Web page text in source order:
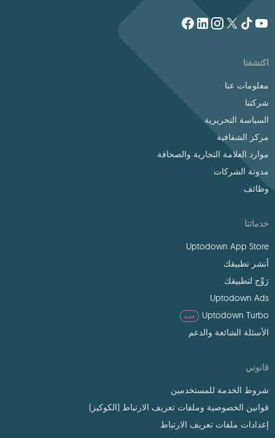
اكتشفنا
معلومات عنا
شركتنا
السياسة التحريرية
مركز الشفافية
موارد العلامة التجارية والصحافة
مدونة الشركات
وظائف
خدماتنا
Uptodown App Store
أنشر تطبيقك
رَوِّج لتطبيقك
Uptodown Ads
Uptodown Turbo
جديد
الأسئلة الشائعة والدعم
قانوني
شروط الخدمة للمستخدمين
قوانين الخصوصية وملفات تعريف الارتباط (الكوكيز)
إعدادات ملفات تعريف الارتباط